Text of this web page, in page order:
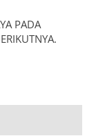
PADA